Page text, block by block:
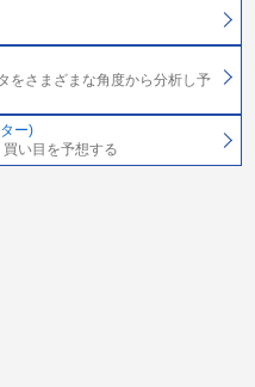
をさまざまな角度から分析し予
ー)
い目を予想する